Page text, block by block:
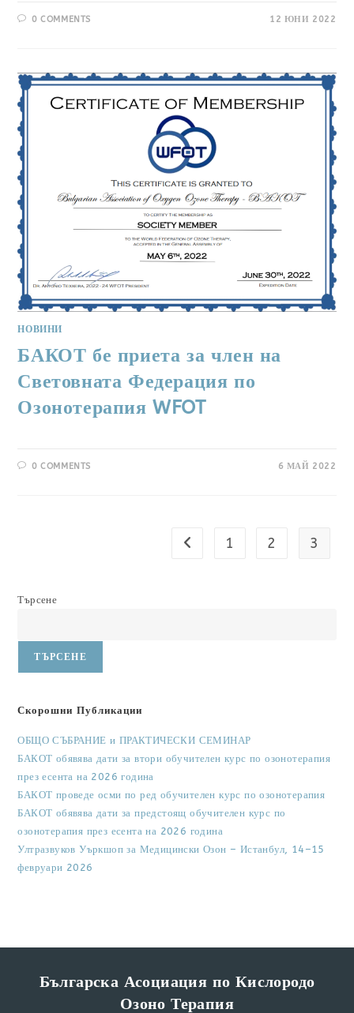
0 COMMENTS 12 ЮНИ 2022
НОВИНИ
БАКОТ бе приета за член на
Световната Федерация по
Озонотерапия WFOT
0 COMMENTS 6 МАЙ 2022
Go to the previous page
1 2 3
Търсене
ТЪРСЕНЕ
Скорошни Публикации
ОБЩО СЪБРАНИЕ и ПРАКТИЧЕСКИ СЕМИНАР
БАКОТ обявява дати за втори обучителен курс по озонотерапия
през есента на 2026 година
БАКОТ проведе осми по ред обучителен курс по озонотерапия
БАКОТ обявява дати за предстоящ обучителен курс по
озонотерапия през есента на 2026 година
Ултразвуков Уъркшоп за Медицински Озон – Истанбул, 14–15
февруари 2026
Българска Асоциация по Кислородо
Озоно Терапия